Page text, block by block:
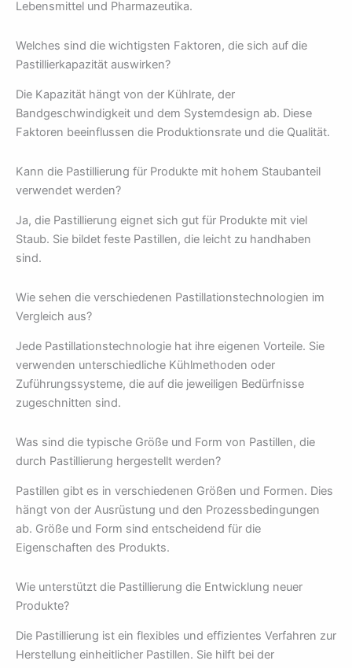
Lebensmittel und Pharmazeutika.
Welches sind die wichtigsten Faktoren, die sich auf die
Pastillierkapazität auswirken?
Die Kapazität hängt von der Kühlrate, der
Bandgeschwindigkeit und dem Systemdesign ab. Diese
Faktoren beeinflussen die Produktionsrate und die Qualität.
Kann die Pastillierung für Produkte mit hohem Staubanteil
verwendet werden?
Ja, die Pastillierung eignet sich gut für Produkte mit viel
Staub. Sie bildet feste Pastillen, die leicht zu handhaben
sind.
Wie sehen die verschiedenen Pastillationstechnologien im
Vergleich aus?
Jede Pastillationstechnologie hat ihre eigenen Vorteile. Sie
verwenden unterschiedliche Kühlmethoden oder
Zuführungssysteme, die auf die jeweiligen Bedürfnisse
zugeschnitten sind.
Was sind die typische Größe und Form von Pastillen, die
durch Pastillierung hergestellt werden?
Pastillen gibt es in verschiedenen Größen und Formen. Dies
hängt von der Ausrüstung und den Prozessbedingungen
ab. Größe und Form sind entscheidend für die
Eigenschaften des Produkts.
Wie unterstützt die Pastillierung die Entwicklung neuer
Produkte?
Die Pastillierung ist ein flexibles und effizientes Verfahren zur
Herstellung einheitlicher Pastillen. Sie hilft bei der